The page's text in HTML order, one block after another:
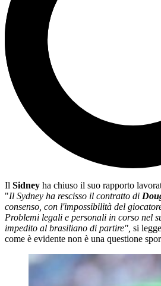
Il Sidney ha chiuso il suo rapporto
"Il Sydney ha rescisso il contratto di
consenso, con l'impossibilità del
Problemi legali e personali in corso nel
impedito al brasiliano di partire", si
come è evidente non è una questione